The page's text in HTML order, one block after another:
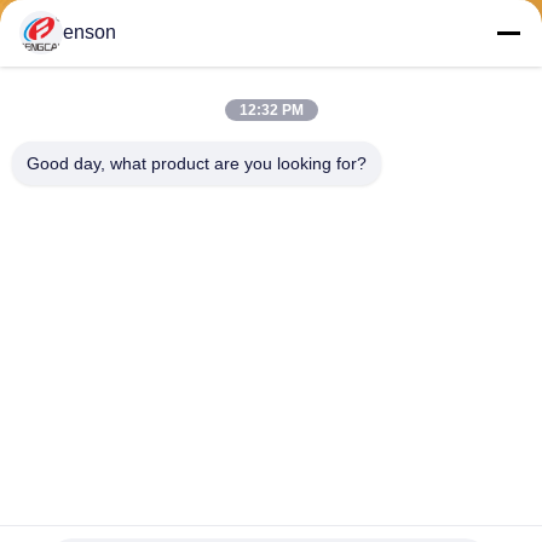
enson
12:32 PM
Good day, what product are you looking for?